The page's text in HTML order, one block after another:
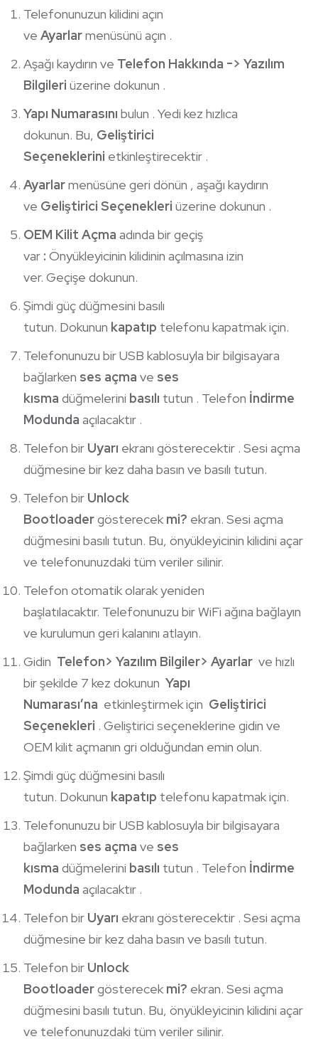
Telefonunuzun kilidini açın
ve Ayarlarmenüsünü açın .
Aşağı kaydırın ve Telefon Hakkında -> Yazılım
Bilgileri üzerine dokunun .
Yapı Numarasını bulun . Yedi kez hızlıca
dokunun. Bu, Geliştirici
Seçeneklerini etkinleştirecektir .
Ayarlarmenüsüne geri dönün , aşağı kaydırın
ve Geliştirici Seçenekleri üzerine dokunun .
OEM Kilit Açma adında bir geçiş
var : Önyükleyicinin kilidinin açılmasına izin
ver. Geçişe dokunun.
Şimdi güç düğmesini basılı
tutun. Dokunun kapatıp telefonu kapatmak için.
Telefonunuzu bir USB kablosuyla bir bilgisayara
bağlarken ses açma ve ses
kısma düğmelerini basılı tutun . Telefon İndirme
Modunda açılacaktır .
Telefon bir Uyarı ekranı gösterecektir . Sesi açma
düğmesine bir kez daha basın ve basılı tutun.
Telefon bir Unlock
Bootloadergösterecekmi? ekran. Sesi açma
düğmesini basılı tutun. Bu, önyükleyicinin kilidini açar
ve telefonunuzdaki tüm veriler silinir.
Telefon otomatik olarak yeniden
başlatılacaktır. Telefonunuzu bir WiFi ağına bağlayın
ve kurulumun geri kalanını atlayın.
Gidin Telefon> Yazılım Bilgiler> Ayarlar ve hızlı
bir şekilde 7 kez dokunun Yapı
Numarası’na etkinleştirmek için Geliştirici
Seçenekleri . Geliştirici seçeneklerine gidin ve
OEM kilit açmanın gri olduğundan emin olun.
Şimdi güç düğmesini basılı
tutun. Dokunun kapatıp telefonu kapatmak için.
Telefonunuzu bir USB kablosuyla bir bilgisayara
bağlarken ses açma ve ses
kısma düğmelerini basılı tutun . Telefon İndirme
Modunda açılacaktır .
Telefon bir Uyarı ekranı gösterecektir . Sesi açma
düğmesine bir kez daha basın ve basılı tutun.
Telefon bir Unlock
Bootloadergösterecekmi? ekran. Sesi açma
düğmesini basılı tutun. Bu, önyükleyicinin kilidini açar
ve telefonunuzdaki tüm veriler silinir.